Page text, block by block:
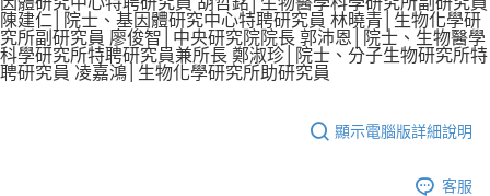
陳建仁│院士、基因體研究中心特聘研究員 林曉青│生物化學研
究所副研究員 廖俊智│中央研究院院長 郭沛恩│院士、生物醫學
科學研究所特聘研究員兼所長 鄭淑珍│院士、分子生物研究所特
聘研究員 凌嘉鴻│生物化學研究所助研究員
顯示電腦版詳細說明
客服